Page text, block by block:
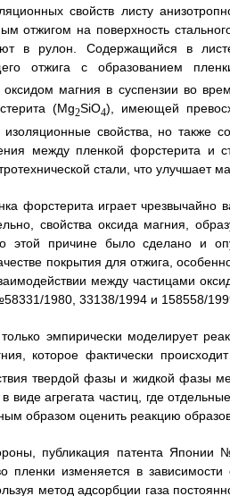
свойств листу
отжигом на поверхность
в рулон. Содержащийся в
отжига с образованием
оксидом магния в суспензии во
(Mg2SiO4), имеющей
изоляционные свойства, но также
между пленкой форстерита и
стали, что улучшает
форстерита играет чрезвычайно
свойства оксида магния,
этой причине было сделано и
покрытия для отжига,
между частицами
1980, 33138/1994 и 158558/
эмпирически моделирует
которое фактически
твердой фазы и жидкой фазы
в виде агрегата частиц, где
образом оценить реакцию
публикация патента Японии
пленки изменяется в
метод адсорбции газа